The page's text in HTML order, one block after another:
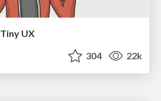
UX
304 22k